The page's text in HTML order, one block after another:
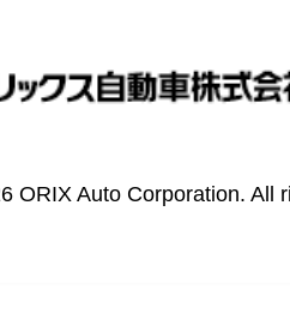
ORIX Auto Corporation. All